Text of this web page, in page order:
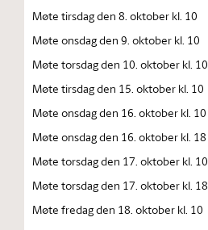
Møte tirsdag den 8. oktober kl. 10
Møte onsdag den 9. oktober kl. 10
Møte torsdag den 10. oktober kl. 10
Møte tirsdag den 15. oktober kl. 10
Møte onsdag den 16. oktober kl. 10
Møte onsdag den 16. oktober kl. 18
Møte torsdag den 17. oktober kl. 10
Møte torsdag den 17. oktober kl. 18
Møte fredag den 18. oktober kl. 10